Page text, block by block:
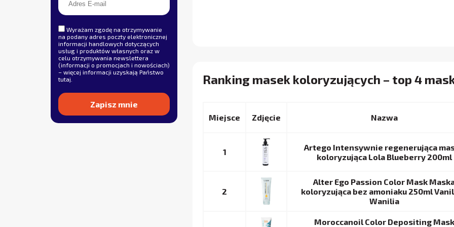
Wyrażam zgodę na otrzymywanie
na podany adres poczty elektronicznej
informacji handlowych dotyczących
usług i produktów własnych oraz w
celu otrzymywania newslettera
(informacji o promocjach i nowościach)
– więcej informacji uzyskają Państwo
tutaj
Ranking masek koloryzujących – top 4
Miejsce Nazwa
1
Artego Intensywnie regenerująca
koloryzująca Lola Blueberry 200ml
2
Alter Ego Passion Color Mask
koloryzująca bez amoniaku 250ml
Wanilia
Moroccanoil Color Depositing Mask